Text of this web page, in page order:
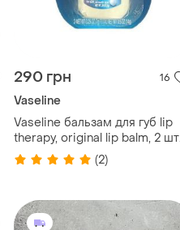
290 грн 16
Vaseline
Vaseline бальзам для губ lip
therapy, original lip balm, 2 шт
по 7 грамм
(2)